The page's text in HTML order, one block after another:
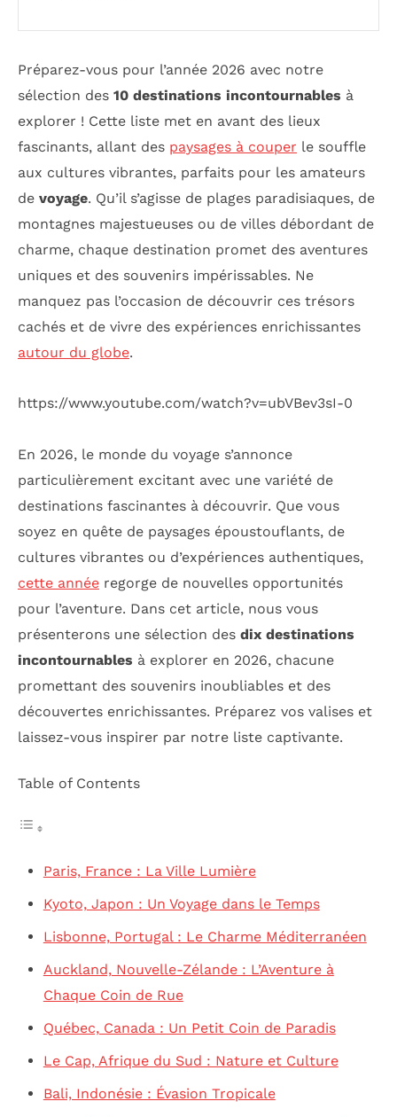
Préparez-vous pour l’année 2026 avec notre
sélection des 10 destinations incontournables à
explorer ! Cette liste met en avant des lieux
fascinants, allant des paysages à couper le souffle
aux cultures vibrantes, parfaits pour les amateurs
de voyage. Qu’il s’agisse de plages paradisiaques, de
montagnes majestueuses ou de villes débordant de
charme, chaque destination promet des aventures
uniques et des souvenirs impérissables. Ne
manquez pas l’occasion de découvrir ces trésors
cachés et de vivre des expériences enrichissantes
autour du globe.
https://www.youtube.com/watch?v=ubVBev3sI-0
En 2026, le monde du voyage s’annonce
particulièrement excitant avec une variété de
destinations fascinantes à découvrir. Que vous
soyez en quête de paysages époustouflants, de
cultures vibrantes ou d’expériences authentiques,
cette année regorge de nouvelles opportunités
pour l’aventure. Dans cet article, nous vous
présenterons une sélection des dix destinations
incontournables à explorer en 2026, chacune
promettant des souvenirs inoubliables et des
découvertes enrichissantes. Préparez vos valises et
laissez-vous inspirer par notre liste captivante.
Table of Contents
Paris, France : La Ville Lumière
Kyoto, Japon : Un Voyage dans le Temps
Lisbonne, Portugal : Le Charme Méditerranéen
Auckland, Nouvelle-Zélande : L’Aventure à
Chaque Coin de Rue
Québec, Canada : Un Petit Coin de Paradis
Le Cap, Afrique du Sud : Nature et Culture
Bali, Indonésie : Évasion Tropicale